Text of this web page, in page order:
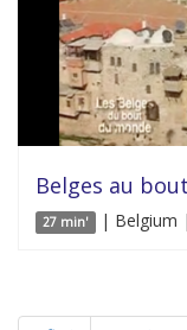
Belges au
27 min' | Belgium